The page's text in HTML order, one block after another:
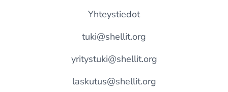
Yhteystiedot
tuki@shellit.org
yritystuki@shellit.org
laskutus@shellit.org